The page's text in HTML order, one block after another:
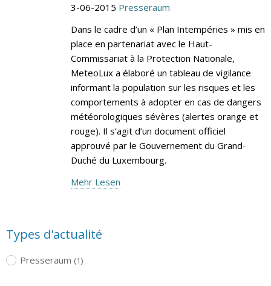
3-06-2015 Presseraum
Dans le cadre d’un « Plan Intempéries » mis en
place en partenariat avec le Haut-
Commissariat à la Protection Nationale,
MeteoLux a élaboré un tableau de vigilance
informant la population sur les risques et les
comportements à adopter en cas de dangers
météorologiques sévères (alertes orange et
rouge). Il s’agit d’un document officiel
approuvé par le Gouvernement du Grand-
Duché du Luxembourg.
Mehr Lesen
Types d'actualité
Presseraum (1)